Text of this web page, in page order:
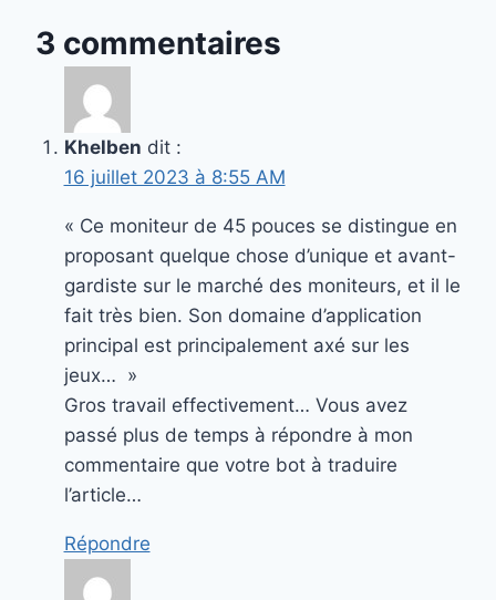
3 commentaires
Khelben dit :
16 juillet 2023 à 8:55 AM
« Ce moniteur de 45 pouces se distingue en
proposant quelque chose d’unique et avant-
gardiste sur le marché des moniteurs, et il le
fait très bien. Son domaine d’application
principal est principalement axé sur les
jeux… »
Gros travail effectivement… Vous avez
passé plus de temps à répondre à mon
commentaire que votre bot à traduire
l’article…
Répondre